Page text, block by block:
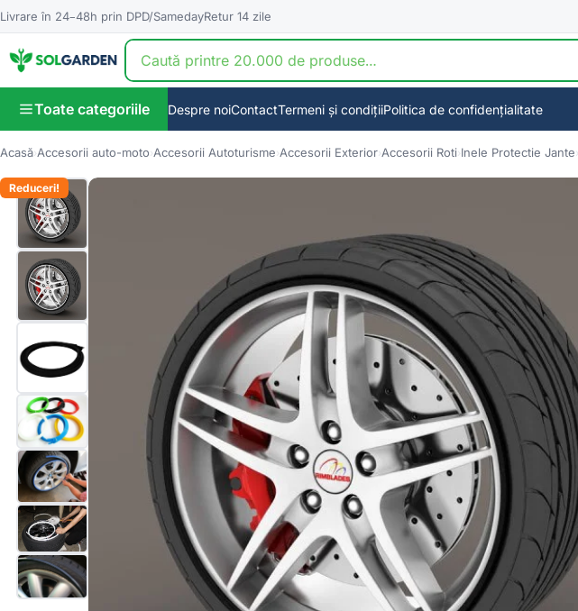
Livrare în 24–48h prin DPD/SamedayRetur 14 zile
Toate categoriile Despre noiContactTermeni și condițiiPolitica de confidențialitate
Acasă Accesorii auto-moto Accesorii Autoturisme Accesorii Exterior Accesorii Roti Inele Protectie Jante
Reduceri!